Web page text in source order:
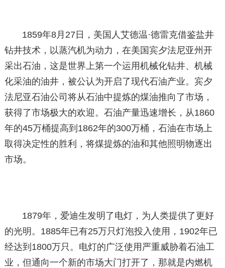
1859年8月27日，美国人艾德温·德雷克借鉴盐井
钻井技术，以蒸汽机为动力，在美国宾夕法尼亚州开
采出石油，这是世界上第一个运用机械化钻井、机械
化采油的油井，被公认为开启了现代石油产业。宾夕
法尼亚石油公司将从石油中提炼的煤油推向了市场，
获得了市场极大的欢迎。石油产量迅速增长，从1860
年的45万桶提高到1862年的300万桶，石油在市场上
取得决定性的胜利，将煤提炼的油和其他照明物逐出
市场。
1879年，爱迪生发明了电灯，为人类提供了更好
的光明。1885年已有25万只灯泡投入使用，1902年已
经达到1800万只。电灯的广泛使用严重威胁着石油工
业，但通向一个新的市场大门打开了，那就是内燃机